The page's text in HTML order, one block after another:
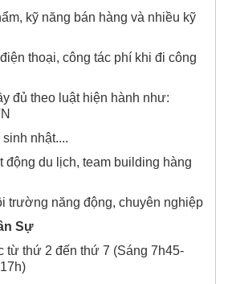
kỹ năng bán hàng và nhiều kỹ
thoại, công tác phí khi đi công
đủ theo luật hiện hành như:
nhật....
động du lịch, team building hàng
trường năng động, chuyên nghiệp
Sự
từ thứ 2 đến thứ 7 (Sáng 7h45-